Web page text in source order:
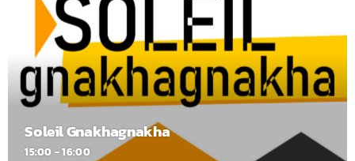
Soleil Gnakhagnakha
15:00 - 16:00